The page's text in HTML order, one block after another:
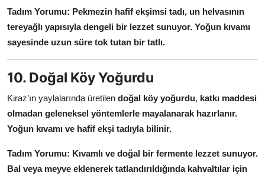
Tadım Yorumu: Pekmezin hafif ekşimsi tadı, un helvasının
tereyağlı yapısıyla dengeli bir lezzet sunuyor. Yoğun kıvamı
sayesinde uzun süre tok tutan bir tatlı.
10. Doğal Köy Yoğurdu
Kiraz’ın yaylalarında üretilen doğal köy yoğurdu, katkı maddesi
olmadan geleneksel yöntemlerle mayalanarak hazırlanır.
Yoğun kıvamı ve hafif ekşi tadıyla bilinir.
Tadım Yorumu: Kıvamlı ve doğal bir fermente lezzet sunuyor.
Bal veya meyve eklenerek tatlandırıldığında kahvaltılar için